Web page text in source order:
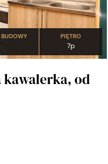
BUDOWY PIĘTRO
7p
kawalerka, od